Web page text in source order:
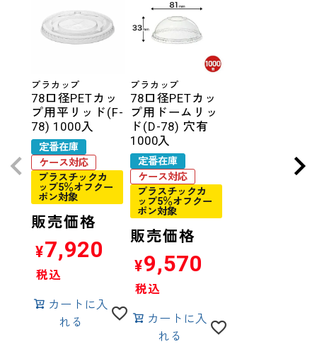
プラカップ
78口径PETカッ
プ用平リッド(F-
78) 1000入
定番在庫
ケース対応
プラスチックカ
ップ5％オフクー
ポン対象
販売価格
¥7,920
税込
カートに入
れる
プラカップ
78口径PETカッ
プ用ドームリッ
ド(D-78) 穴有
1000入
定番在庫
ケース対応
プラスチックカ
ップ5％オフクー
ポン対象
販売価格
¥9,570
税込
カートに入
れる